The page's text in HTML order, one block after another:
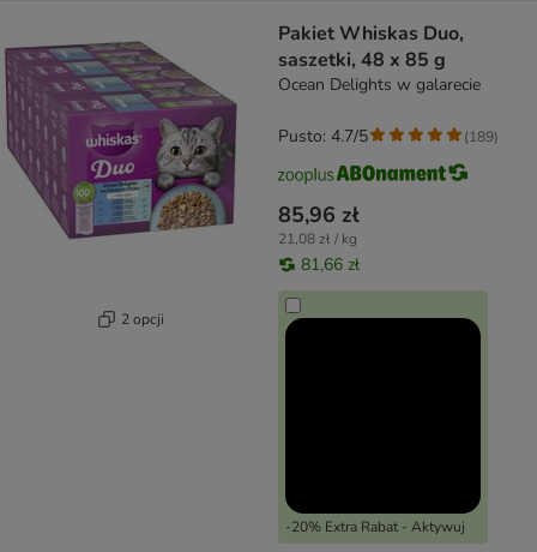
2 opcji
Pakiet Whiskas Duo,
saszetki, 48 x 85 g
Ocean Delights w galarecie
85,96 zł
21,08 zł / kg
81,66 zł
-20% Extra Rabat - Aktywuj
Pusto: 4.7/5 (189)